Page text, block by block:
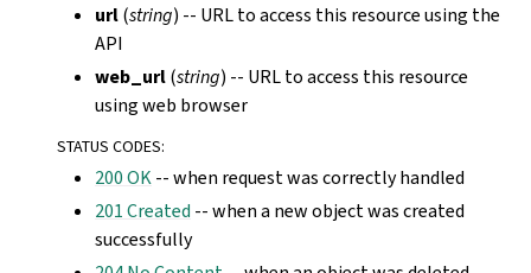
url(string) -- URL to access this resource using the
API
web_url(string) -- URL to access this resource
using web browser
STATUS CODES:
200 OK-- when request was correctly handled
201 Created -- when a new object was created
successfully